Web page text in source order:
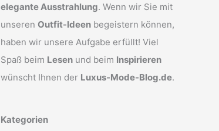
elegante Ausstrahlung. Wenn wir Sie mit
unseren Outfit-Ideen begeistern können,
haben wir unsere Aufgabe erfüllt! Viel
Spaß beim Lesen und beim Inspirieren
wünscht Ihnen der Luxus-Mode-Blog.de.
Kategorien